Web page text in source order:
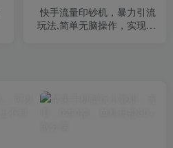
快手流量印钞机，暴力引流
玩法,简单无脑操作，实现日